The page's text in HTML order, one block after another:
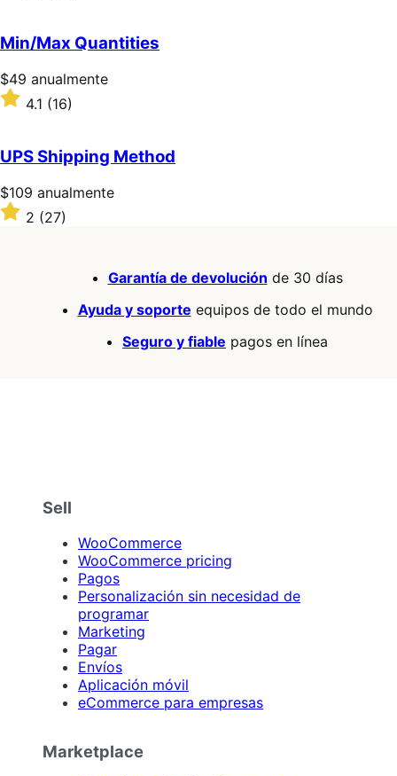
5
estrellas
Min/Max Quantities
Precio:
$49/anualmente
$49 anualmente
Valoración:
4.1
5
estrellas
4.1 (16)
UPS Shipping Method
Precio:
$109/anualmente
$109 anualmente
Valoración:
2 (27)
Garantía de devolución de 30 días
Ayuda y soporte equipos de todo el mundo
Seguro y fiable pagos en línea
Sell
WooCommerce
WooCommerce pricing
Pagos
Personalización sin necesidad de
programar
Marketing
Pagar
Envíos
Aplicación móvil
eCommerce para empresas
Marketplace